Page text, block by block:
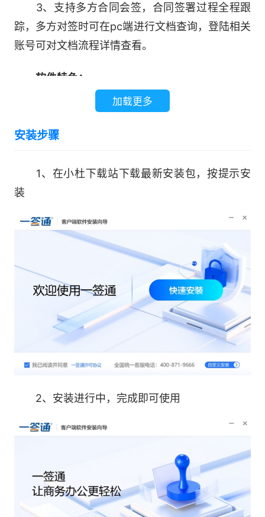
3、支持多方合同会签，合同签署过程全程跟
踪，多方对签时可在pc端进行文档查询，登陆相关
账号可对文档流程详情查看。
软件特色：
核心服务 涵盖所有
一签通云平台提供电子签名基础服务、电子合
慧印章一体化管理服务。
一方面全面管控企业用印风险，另一方面为数
字化政府和数字化全提供安全可靠的电子签名、电
子合同、数据存证与司法出证的一体化服务。
安全签署 法院采信
一签通以《中华人民共和国电子签名法》中可
靠电子签名为设计依据，从印章管控角度定义电子
印章，坚持“安全签署”的理念，政企安全的前提
为了支持不同场景的签署要求，一签通不仅支
持UK签章、PC盾签章、手机盾签章、后台静默签
行业应用 专业成熟
加载更多
安装步骤
1、在小杜下载站下载最新安装包，按提示安
装
2、安装进行中，完成即可使用